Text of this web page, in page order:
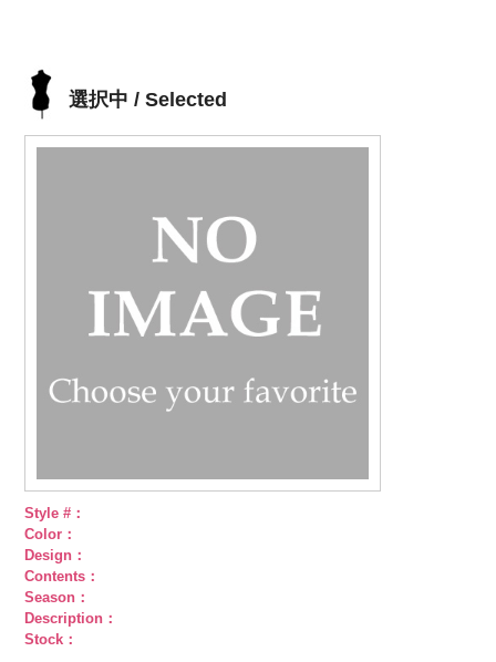
選択中 / Selected
Style #：
Color：
Design：
Contents：
Season：
Description：
Stock：